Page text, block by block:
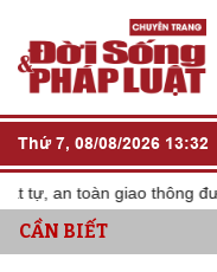
Thứ 7, 08/08/2026 13:32
toàn giao thông đường bộ
CẦN BIẾT